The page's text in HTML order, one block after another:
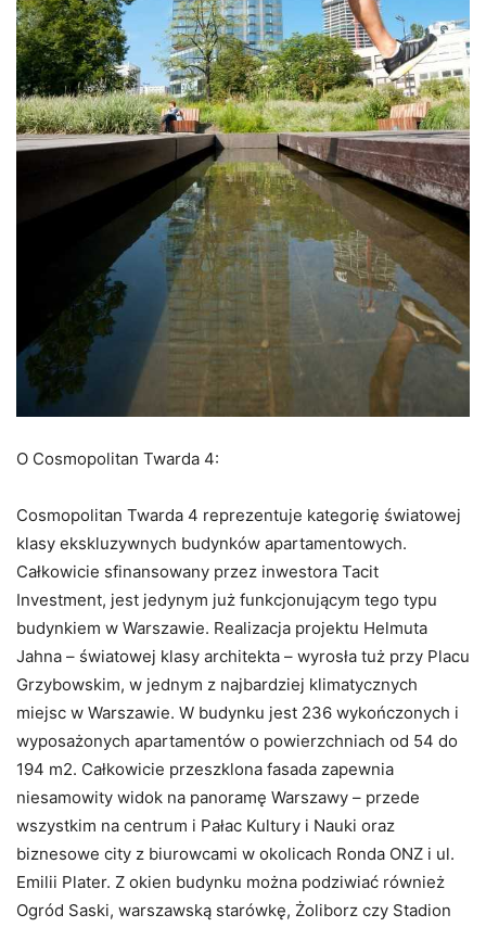
O Cosmopolitan Twarda 4:
Cosmopolitan Twarda 4 reprezentuje kategorię światowej
klasy ekskluzywnych budynków apartamentowych.
Całkowicie sfinansowany przez inwestora Tacit
Investment, jest jedynym już funkcjonującym tego typu
budynkiem w Warszawie. Realizacja projektu Helmuta
Jahna – światowej klasy architekta – wyrosła tuż przy Placu
Grzybowskim, w jednym z najbardziej klimatycznych
miejsc w Warszawie. W budynku jest 236 wykończonych i
wyposażonych apartamentów o powierzchniach od 54 do
194 m2. Całkowicie przeszklona fasada zapewnia
niesamowity widok na panoramę Warszawy – przede
wszystkim na centrum i Pałac Kultury i Nauki oraz
biznesowe city z biurowcami w okolicach Ronda ONZ i ul.
Emilii Plater. Z okien budynku można podziwiać również
Ogród Saski, warszawską starówkę, Żoliborz czy Stadion